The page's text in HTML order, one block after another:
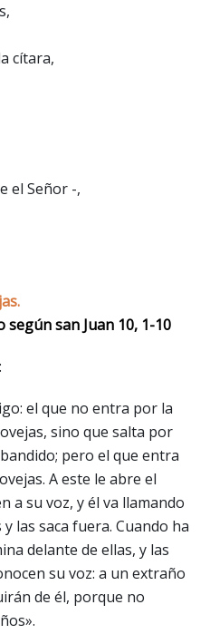
cítara,
el Señor -,
san Juan 10, 1-10
el que no entra por la
sino que salta por
pero el que entra
A este le abre el
a su voz, y él va llamando
las saca fuera. Cuando ha
delante de ellas, y las
su voz: a un extraño
de él, porque no